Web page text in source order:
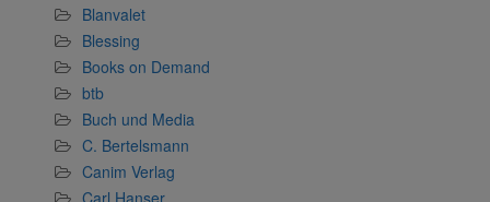
Blanvalet
Blessing
Books on Demand
btb
Buch und Media
C. Bertelsmann
Canim Verlag
Carl Hanser